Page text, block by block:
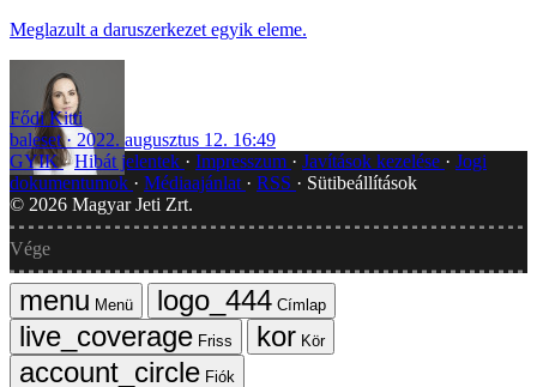
Meglazult a daruszerkezet egyik eleme.
Fődi Kitti
baleset
2022. augusztus 12. 16:49
GYIK Hibát jelentek Impresszum Javítások kezelése
Jogi
dokumentumok
Médiaajánlat RSS
Sütibeállítások
© 2026 Magyar Jeti Zrt.
Vége
Menü
Címlap
Friss
Kör
Fiók